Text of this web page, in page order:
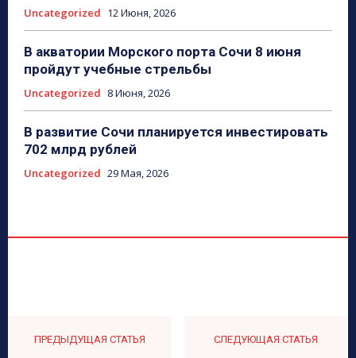
Uncategorized 12 Июня, 2026
В акватории Морского порта Сочи 8 июня
пройдут учебные стрельбы
Uncategorized 8 Июня, 2026
В развитие Сочи планируется инвестировать
702 млрд рублей
Uncategorized 29 Мая, 2026
ПРЕДЫДУЩАЯ СТАТЬЯ СЛЕДУЮЩАЯ СТАТЬЯ